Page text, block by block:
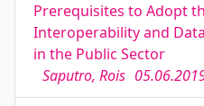
Prerequisites to Adopt
Interoperability and
in the Public Sector
Saputro, Rois